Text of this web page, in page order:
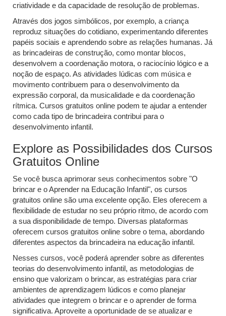
criatividade e da capacidade de resolução de problemas.
Através dos jogos simbólicos, por exemplo, a criança
reproduz situações do cotidiano, experimentando diferentes
papéis sociais e aprendendo sobre as relações humanas. Já
as brincadeiras de construção, como montar blocos,
desenvolvem a coordenação motora, o raciocínio lógico e a
noção de espaço. As atividades lúdicas com música e
movimento contribuem para o desenvolvimento da
expressão corporal, da musicalidade e da coordenação
rítmica. Cursos gratuitos online podem te ajudar a entender
como cada tipo de brincadeira contribui para o
desenvolvimento infantil.
Explore as Possibilidades dos Cursos
Gratuitos Online
Se você busca aprimorar seus conhecimentos sobre "O
brincar e o Aprender na Educação Infantil", os cursos
gratuitos online são uma excelente opção. Eles oferecem a
flexibilidade de estudar no seu próprio ritmo, de acordo com
a sua disponibilidade de tempo. Diversas plataformas
oferecem cursos gratuitos online sobre o tema, abordando
diferentes aspectos da brincadeira na educação infantil.
Nesses cursos, você poderá aprender sobre as diferentes
teorias do desenvolvimento infantil, as metodologias de
ensino que valorizam o brincar, as estratégias para criar
ambientes de aprendizagem lúdicos e como planejar
atividades que integrem o brincar e o aprender de forma
significativa. Aproveite a oportunidade de se atualizar e